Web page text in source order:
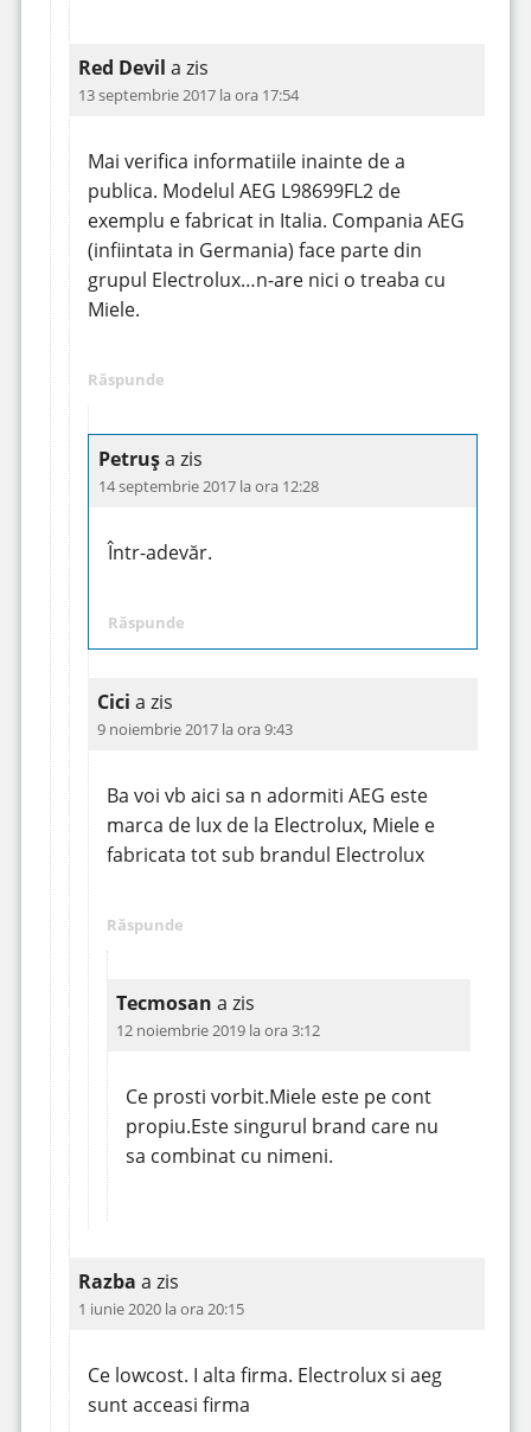
Red Devil a zis
13 septembrie 2017 la ora 17:54
Mai verifica informatiile inainte de a
publica. Modelul AEG L98699FL2 de
exemplu e fabricat in Italia. Compania AEG
(infiintata in Germania) face parte din
grupul Electrolux…n-are nici o treaba cu
Miele.
Răspunde
Petrușa zis
14 septembrie 2017 la ora 12:28
Într-adevăr.
Răspunde
Cici a zis
9 noiembrie 2017 la ora 9:43
Ba voi vb aici sa n adormiti AEG este
marca de lux de la Electrolux, Miele e
fabricata tot sub brandul Electrolux
Răspunde
Tecmosan a zis
12 noiembrie 2019 la ora 3:12
Ce prosti vorbit.Miele este pe cont
propiu.Este singurul brand care nu
sa combinat cu nimeni.
Razba a zis
1 iunie 2020 la ora 20:15
Ce lowcost. I alta firma. Electrolux si aeg
sunt acceasi firma